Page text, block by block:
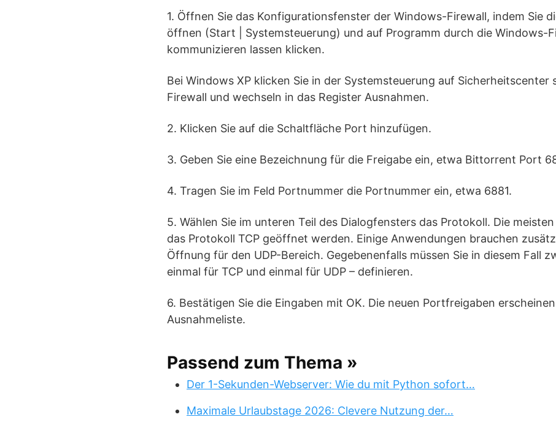
1. Öffnen Sie das Konfigurationsfenster der Windows-Firewall, indem Sie
öffnen (Start | Systemsteuerung) und auf Programm durch die Windows-
kommunizieren lassen klicken.
Bei Windows XP klicken Sie in der Systemsteuerung auf Sicherheitscenter
Firewall und wechseln in das Register Ausnahmen.
2. Klicken Sie auf die Schaltfläche Port hinzufügen.
3. Geben Sie eine Bezeichnung für die Freigabe ein, etwa Bittorrent Port
4. Tragen Sie im Feld Portnummer die Portnummer ein, etwa 6881.
5. Wählen Sie im unteren Teil des Dialogfensters das Protokoll. Die
das Protokoll TCP geöffnet werden. Einige Anwendungen brauchen
Öffnung für den UDP-Bereich. Gegebenenfalls müssen Sie in diesem Fall
einmal für TCP und einmal für UDP – definieren.
6. Bestätigen Sie die Eingaben mit OK. Die neuen Portfreigaben
Ausnahmeliste.
Passend zum Thema »
Der 1-Sekunden-Webserver: Wie du mit Python sofort…
Maximale Urlaubstage 2026: Clevere Nutzung der…